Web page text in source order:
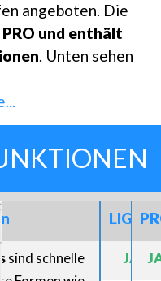
angeboten. Die
PRO und enthält
. Unten sehen
sind schnelle
LIGHT
JA